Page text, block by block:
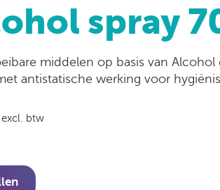
spray
middelen op basis van
antistatische werking voor
excl. btw